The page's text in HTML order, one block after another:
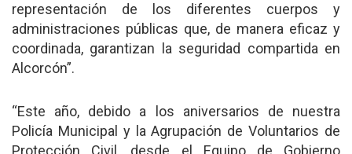
representación de los diferentes cuerpos y
administraciones públicas que, de manera eficaz y
coordinada, garantizan la seguridad compartida en
Alcorcón”.
“Este año, debido a los aniversarios de nuestra
Policía Municipal y la Agrupación de Voluntarios de
Protección Civil, desde el Equipo de Gobierno